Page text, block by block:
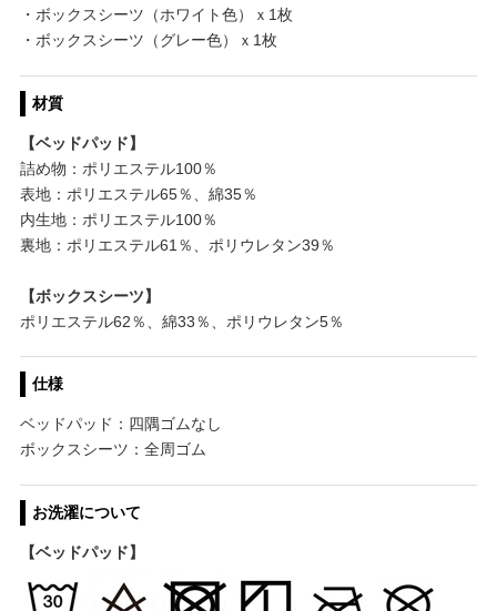
・ボックスシーツ（ホワイト色）ｘ1枚
・ボックスシーツ（グレー色）ｘ1枚
材質
【ベッドパッド】
詰め物：ポリエステル100％
表地：ポリエステル65％、綿35％
内生地：ポリエステル100％
裏地：ポリエステル61％、ポリウレタン39％
【ボックスシーツ】
ポリエステル62％、綿33％、ポリウレタン5％
仕様
ベッドパッド：四隅ゴムなし
ボックスシーツ：全周ゴム
お洗濯について
【ベッドパッド】